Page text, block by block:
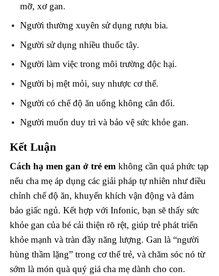
mỡ, xơ gan.
Người thường xuyên sử dụng rượu bia.
Người sử dụng nhiều thuốc tây.
Người làm việc trong môi trường độc hại.
Người bị mệt mỏi, suy nhược cơ thể.
Người có chế độ ăn uống không cân đối.
Người muốn duy trì và bảo vệ sức khỏe gan.
Kết Luận
Cách hạ men gan ở trẻ em không cần quá phức tạp
nếu cha mẹ áp dụng các giải pháp tự nhiên như điều
chỉnh chế độ ăn, khuyến khích vận động và đảm
bảo giấc ngủ. Kết hợp với Infonic, bạn sẽ thấy sức
khỏe gan của bé cải thiện rõ rệt, giúp trẻ phát triển
khỏe mạnh và tràn đầy năng lượng. Gan là “người
hùng thầm lặng” trong cơ thể trẻ, và chăm sóc nó từ
sớm là món quà quý giá cha mẹ dành cho con.